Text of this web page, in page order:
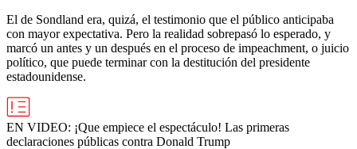
El de Sondland era, quizá, el testimonio que el público anticipaba
con mayor expectativa. Pero la realidad sobrepasó lo esperado, y
marcó un antes y un después en el proceso de impeachment, o juicio
político, que puede terminar con la destitución del presidente
estadounidense.
EN VIDEO: ¡Que empiece el espectáculo! Las primeras
declaraciones públicas contra Donald Trump